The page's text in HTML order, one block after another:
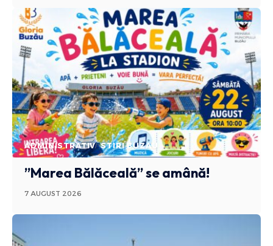
ADMINISTRATIV STIRI BUZAU
”Marea Bălăceală” se amână!
7 AUGUST 2026